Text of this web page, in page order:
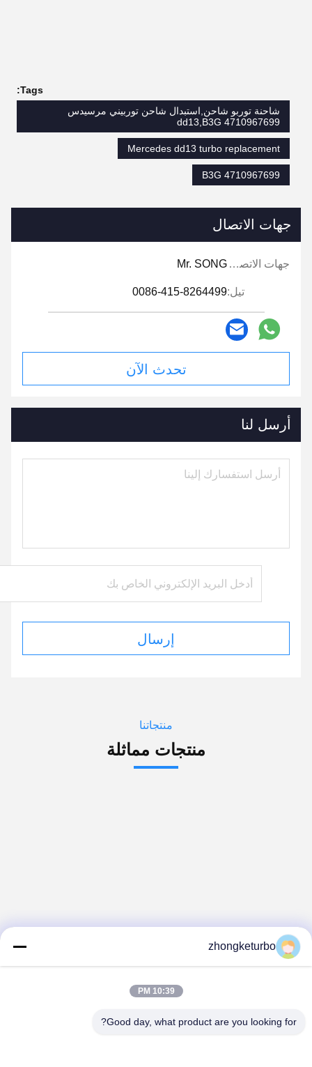
Tags:
شاحنة توربو شاحن,استبدال شاحن توربيني مرسيدس
dd13,B3G 4710967699
Mercedes dd13 turbo replacement
B3G 4710967699
جهات الاتصال
جهات الاتصال: Mr. SONG
تيل:0086-415-8264499
تحدث الآن
أرسل لنا
إرسال
منتجاتنا
منتجات مماثلة
zhongketurbo
10:39 PM
Good day, what product are you looking for?